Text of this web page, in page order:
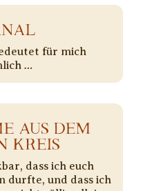
für mich
…
AUS DEM
KREIS
dass ich euch
durfte, und dass ich